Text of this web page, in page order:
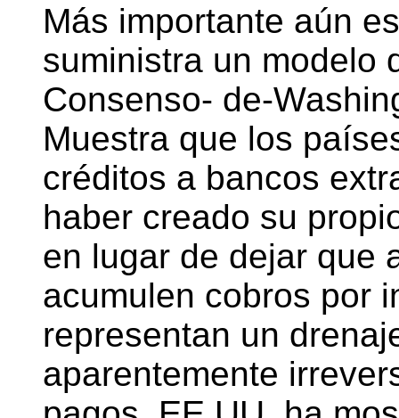
Más importante aún
suministra un modelo
Consenso- de-
Muestra que los
créditos a bancos
haber creado su
en lugar de dejar que
acumulen cobros por
representan un
aparentemente